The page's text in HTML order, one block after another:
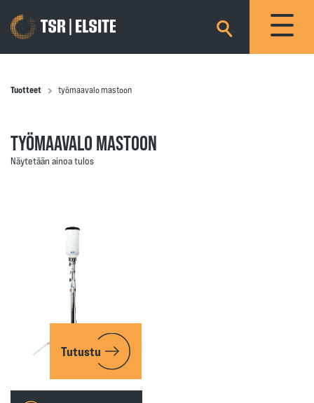
×
Tuotteet työmaavalo mastoon
TYÖMAAVALO MASTOON
Näytetään ainoa tulos
Tutustu